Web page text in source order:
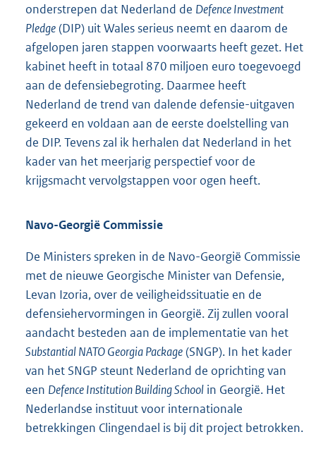
onderstrepen dat Nederland de Defence Investment
Pledge(DIP) uit Wales serieus neemt en daarom de
afgelopen jaren stappen voorwaarts heeft gezet. Het
kabinet heeft in totaal 870 miljoen euro toegevoegd
aan de defensiebegroting. Daarmee heeft
Nederland de trend van dalende defensie-uitgaven
gekeerd en voldaan aan de eerste doelstelling van
de DIP. Tevens zal ik herhalen dat Nederland in het
kader van het meerjarig perspectief voor de
krijgsmacht vervolgstappen voor ogen heeft.
Navo-Georgië Commissie
De Ministers spreken in de Navo-Georgië Commissie
met de nieuwe Georgische Minister van Defensie,
Levan Izoria, over de veiligheidssituatie en de
defensiehervormingen in Georgië. Zij zullen vooral
aandacht besteden aan de implementatie van het
Substantial NATO Georgia Package(SNGP). In het kader
van het SNGP steunt Nederland de oprichting van
een Defence Institution Building School in Georgië. Het
Nederlandse instituut voor internationale
betrekkingen Clingendael is bij dit project betrokken.